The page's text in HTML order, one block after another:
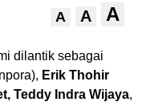
A A A
dilantik sebagai
Erik Thohir
Teddy Indra Wijaya,